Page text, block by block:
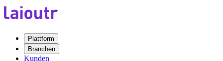
Plattform
Branchen
Kunden